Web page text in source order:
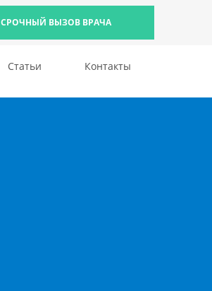
СРОЧНЫЙ ВЫЗОВ ВРАЧА
Статьи Контакты